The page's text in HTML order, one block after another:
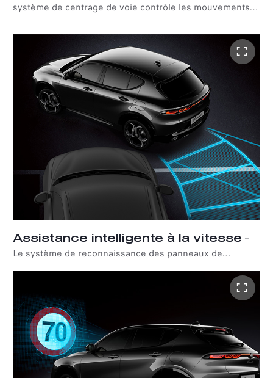
système de centrage de voie contrôle les mouvements
maintenir le véhicule au centre de la voie, même dans
des conditions de circulation dense.
Assistance intelligente à la vitesse –
Le système de reconnaissance des panneaux de
signalisation utilise la caméra embarquée pour identifier
les panneaux de signalisation et les afficher à l'écran afin
d'informer le conducteur de la limitation de vitesse en
vigueur. Associé au régulateur de vitesse adaptatif,
l'assistant de vitesse intelligent suggère de réduire la
vitesse à la limitation détectée. Si le conducteur accepte,
les réglages du régulateur de vitesse sont
automatiquement ajustés.